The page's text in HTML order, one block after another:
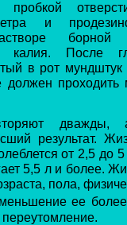
пробкой
и
борной
калия. После
в рот мундштук
должен
результат.
от 2,5 до
5,5 л и более.
пола,
ее